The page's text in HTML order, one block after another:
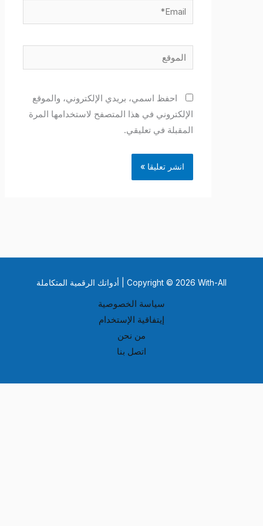
احفظ اسمي، بريدي الإلكتروني، والموقع
الإلكتروني في هذا المتصفح لاستخدامها المرة
المقبلة في تعليقي.
Copyright © 2026 With-All | أدواتك الرقمية المتكاملة
سياسة الخصوصية
إيتفاقية الإستخدام
من نحن
اتصل بنا